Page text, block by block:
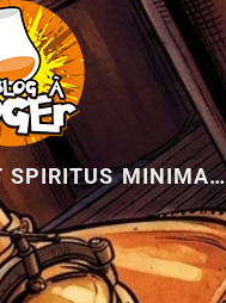
SPIRITUS MINIMA…